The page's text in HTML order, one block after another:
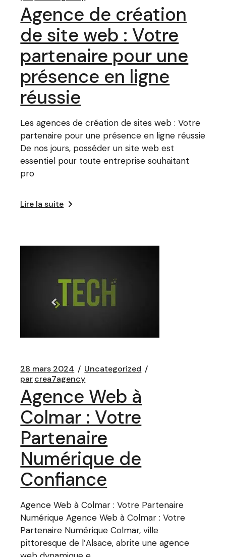
Agence de création
de site web : Votre
partenaire pour une
présence en ligne
réussie
Les agences de création de sites web : Votre
partenaire pour une présence en ligne réussie
De nos jours, posséder un site web est
essentiel pour toute entreprise souhaitant
pro
Lire la suite
28 mars 2024
Uncategorized
parcrea7agency
Agence Web à
Colmar : Votre
Partenaire
Numérique de
Confiance
Agence Web à Colmar : Votre Partenaire
Numérique Agence Web à Colmar : Votre
Partenaire Numérique Colmar, ville
pittoresque de l’Alsace, abrite une agence